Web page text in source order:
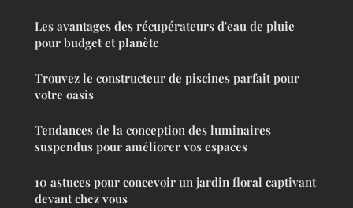
Les avantages des récupérateurs d'eau de pluie
pour budget et planète
Trouvez le constructeur de piscines parfait pour
votre oasis
Tendances de la conception des luminaires
suspendus pour améliorer vos espaces
10 astuces pour concevoir un jardin floral captivant
devant chez vous